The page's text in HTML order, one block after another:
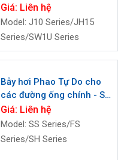
Series/JH15 Series/SW1U
Series
Giá: Liên hệ
Model: J10 Series/JH15
Series/SW1U Series
Bẫy hơi Phao Tự Do cho
các đường ống chính - SS
Series/FS Series/SH
Series
Giá: Liên hệ
Model: SS Series/FS
Series/SH Series